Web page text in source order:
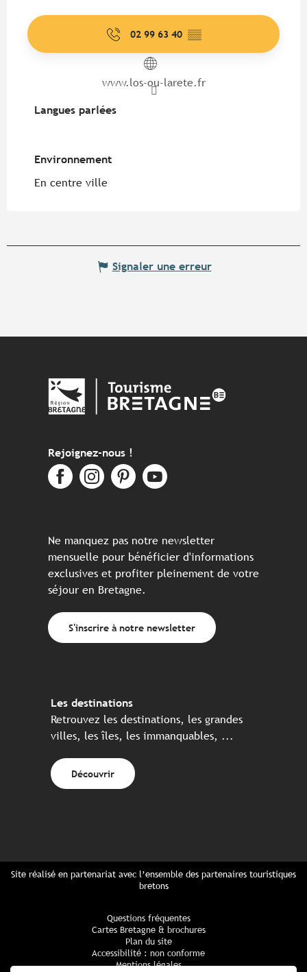
02 99 63 40 ▒▒
www.los-ou-larete.fr
Langues parlées
Langues parlées
Environnement
Environnement
En centre ville
Signaler une erreur
Rejoignez-nous !
Ne manquez pas notre newsletter
mensuelle pour bénéficier d'informations
exclusives et profiter pleinement de votre
séjour en Bretagne.
S'inscrire à notre newsletter
Les destinations
Retrouvez les destinations, les grandes
villes, les îles, les immanquables, ...
Découvrir
Site réalisé en partenariat avec l’ensemble des partenaires touristiques
bretons
Questions fréquentes
Cartes Bretagne & brochures
Plan du site
Accessibilité : non conforme
Mentions légales